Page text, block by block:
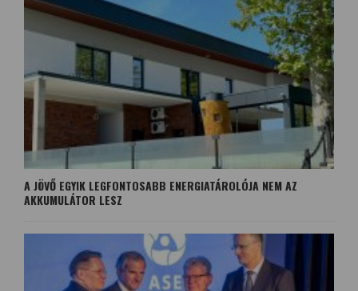
A JÖVŐ EGYIK LEGFONTOSABB ENERGIATÁROLÓJA NEM AZ
AKKUMULÁTOR LESZ